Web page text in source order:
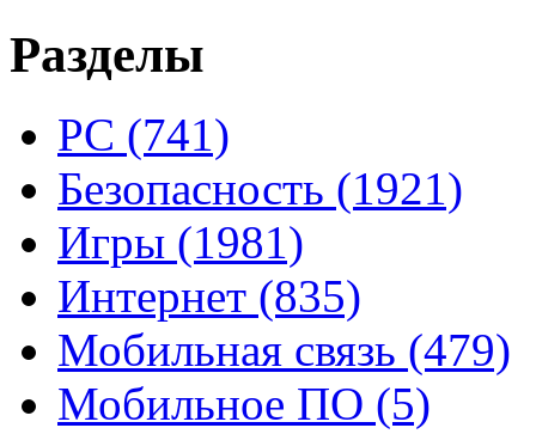
Разделы
PC (741)
Безопасность (1921)
Игры (1981)
Интернет (835)
Мобильная связь (479)
Мобильное ПО (5)